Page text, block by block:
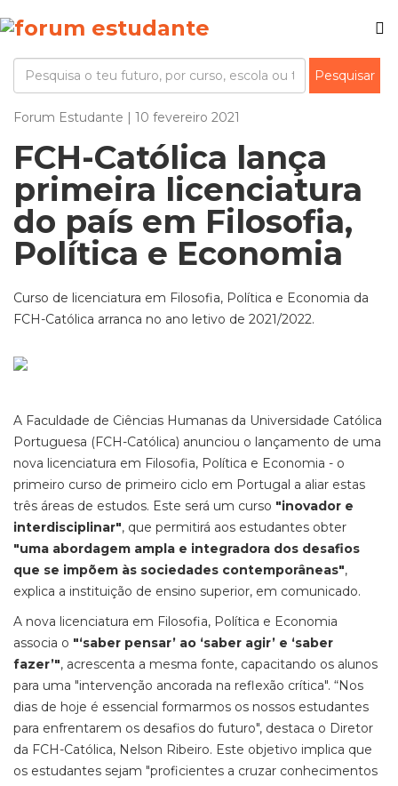
Forum Estudante | 10 fevereiro 2021
FCH-Católica lança
primeira licenciatura
do país em Filosofia,
Política e Economia
Curso de licenciatura em Filosofia, Política e Economia da
FCH-Católica arranca no ano letivo de 2021/2022.
A Faculdade de Ciências Humanas da Universidade Católica
Portuguesa (FCH-Católica) anunciou o lançamento de uma
nova licenciatura em Filosofia, Política e Economia - o
primeiro curso de primeiro ciclo em Portugal a aliar estas
três áreas de estudos. Este será um curso "inovador e
interdisciplinar", que permitirá aos estudantes obter
"uma abordagem ampla e integradora dos desafios
que se impõem às sociedades contemporâneas",
explica a instituição de ensino superior, em comunicado.
A nova licenciatura em Filosofia, Política e Economia
associa o "‘saber pensar’ ao ‘saber agir’ e ‘saber
fazer’", acrescenta a mesma fonte, capacitando os alunos
para uma "intervenção ancorada na reflexão crítica". “Nos
dias de hoje é essencial formarmos os nossos estudantes
para enfrentarem os desafios do futuro", destaca o Diretor
da FCH-Católica, Nelson Ribeiro. Este objetivo implica que
os estudantes sejam "proficientes a cruzar conhecimentos